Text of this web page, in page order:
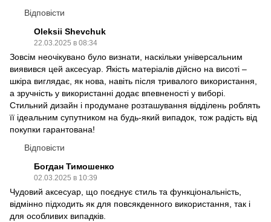
Відповісти
Oleksii Shevchuk
22.03.2025 в 08:34
Зовсім неочікувано було визнати, наскільки універсальним
виявився цей аксесуар. Якість матеріалів дійсно на висоті –
шкіра виглядає, як нова, навіть після тривалого використання,
а зручність у використанні додає впевненості у виборі.
Стильний дизайн і продумане розташування відділень роблять
її ідеальним супутником на будь-який випадок, тож радість від
покупки гарантована!
Відповісти
Богдан Тимошенко
02.03.2025 в 10:39
Чудовий аксесуар, що поєднує стиль та функціональність,
відмінно підходить як для повсякденного використання, так і
для особливих випадків.